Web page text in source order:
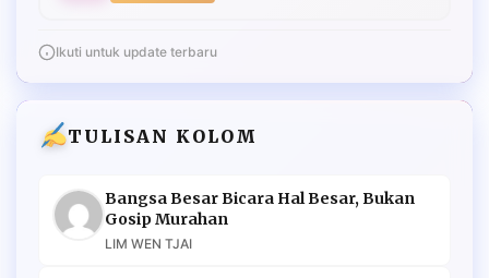
Ikuti untuk update terbaru
TULISAN KOLOM
Bangsa Besar Bicara Hal Besar, Bukan
Gosip Murahan
LIM WEN TJAI